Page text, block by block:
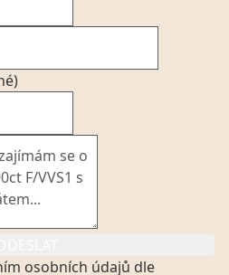
osobních údajů dle